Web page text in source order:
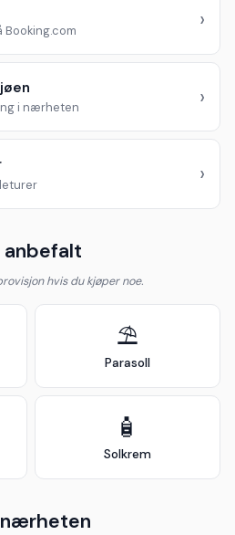
Booking.com ›
i nærheten ›
›
hvis du kjøper noe.
⛱️
Parasoll
🧴
Solkrem
nærheten